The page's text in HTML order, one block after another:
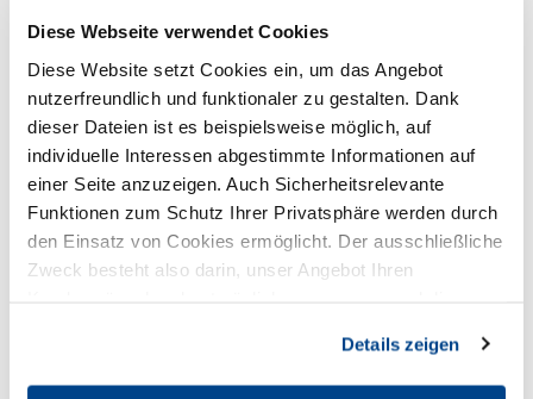
Diese Webseite verwendet Cookies
Diese Website setzt Cookies ein, um das Angebot
nutzerfreundlich und funktionaler zu gestalten. Dank
dieser Dateien ist es beispielsweise möglich, auf
individuelle Interessen abgestimmte Informationen auf
einer Seite anzuzeigen. Auch Sicherheitsrelevante
Funktionen zum Schutz Ihrer Privatsphäre werden durch
den Einsatz von Cookies ermöglicht. Der ausschließliche
Zweck besteht also darin, unser Angebot Ihren
Details zeigen
DEHOGA Nordrhein e.V. im Reg-Bez.
Düsseldorf
02131 7518-170